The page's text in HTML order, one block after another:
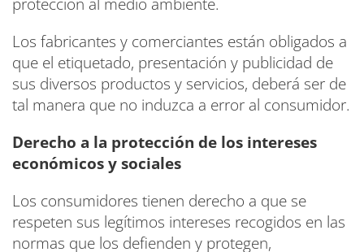
Los fabricantes y comerciantes están obligados a
que el etiquetado, presentación y publicidad de
sus diversos productos y servicios, deberá ser de
tal manera que no induzca a error al consumidor.
Derecho a la protección de los intereses
económicos y sociales
Los consumidores tienen derecho a que se
respeten sus legítimos intereses recogidos en las
normas que los defienden y protegen,